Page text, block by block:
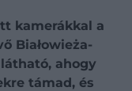
kamerákkal a
Białowieża-
ahogy
támad, és